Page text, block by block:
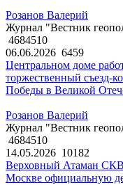
Розанов Валерий
Журнал "Вестник
4684510
06.06.2026 6459
Центральном доме
торжественный съезд-
Победы в Великой
Розанов Валерий
Журнал "Вестник
4684510
14.05.2026 10182
Верховный Атаман
Москве официальную